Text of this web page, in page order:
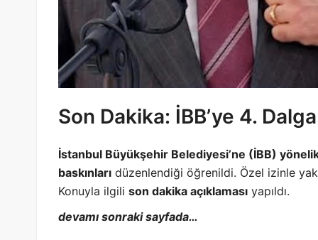
Son Dakika: İBB’ye 4.
İstanbul Büyükşehir Belediyesi’ne (İBB)
baskınları düzenlendiği öğrenildi. Özel izinle
Konuyla ilgili son dakika açıklaması yapıldı.
devamı sonraki sayfada…